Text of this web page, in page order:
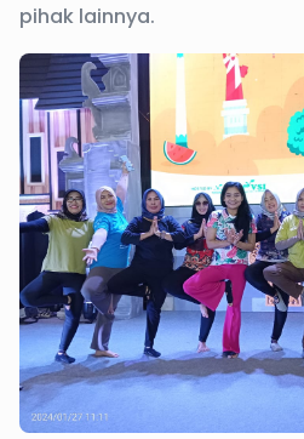
pihak lainnya.